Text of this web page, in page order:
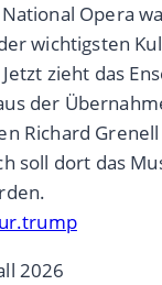
Opera
wichtigsten
zieht das
der
Richard
soll dort das
2026